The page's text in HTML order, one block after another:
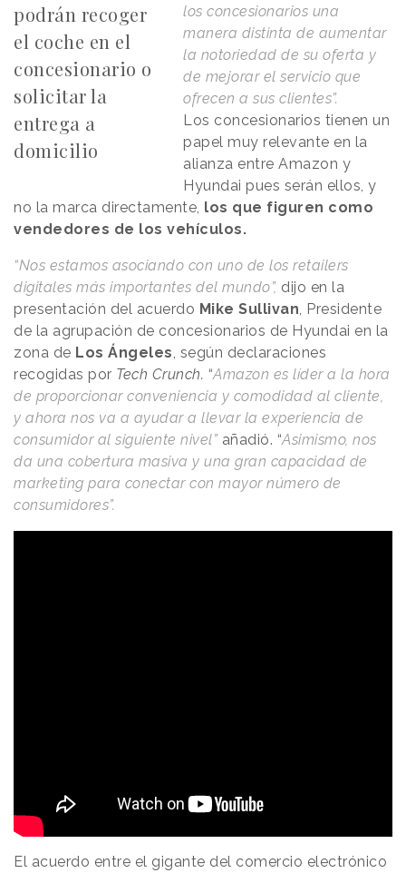
podrán recoger
el coche en el
concesionario o
solicitar la
entrega a
domicilio
los concesionarios una
manera distinta de aumentar
la notoriedad de su oferta y
de mejorar el servicio que
ofrecen a sus clientes”.
Los concesionarios tienen un
papel muy relevante en la
alianza entre Amazon y
Hyundai pues serán ellos, y
no la marca directamente, los que figuren como
vendedores de los vehículos.
“Nos estamos asociando con uno de los retailers
digitales más importantes del mundo”, dijo en la
presentación del acuerdo Mike Sullivan, Presidente
de la agrupación de concesionarios de Hyundai en la
zona de Los Ángeles, según declaraciones
recogidas por Tech Crunch. “Amazon es líder a la hora
de proporcionar conveniencia y comodidad al cliente,
y ahora nos va a ayudar a llevar la experiencia de
consumidor al siguiente nivel” añadió. “Asimismo, nos
da una cobertura masiva y una gran capacidad de
marketing para conectar con mayor número de
consumidores”.
El acuerdo entre el gigante del comercio electrónico